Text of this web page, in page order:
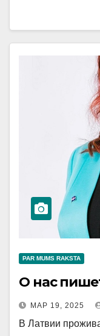
PAR MUMS RAKSTA
О нас
МАР 19, 2025
В Латвии